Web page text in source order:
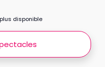
disponible